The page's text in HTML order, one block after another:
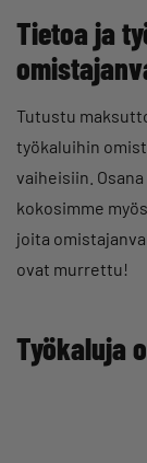
Tietoa ja
Tutustu
työkaluihin
vaiheisiin.
kokosimme
joita
ovat murrettu!
Työkaluja